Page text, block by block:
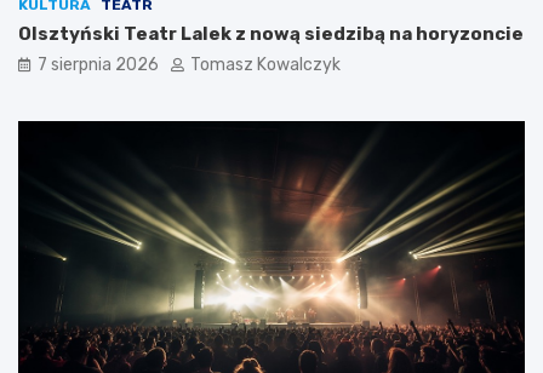
KULTURA TEATR
Olsztyński Teatr Lalek z nową siedzibą na horyzoncie
7 sierpnia 2026 Tomasz Kowalczyk